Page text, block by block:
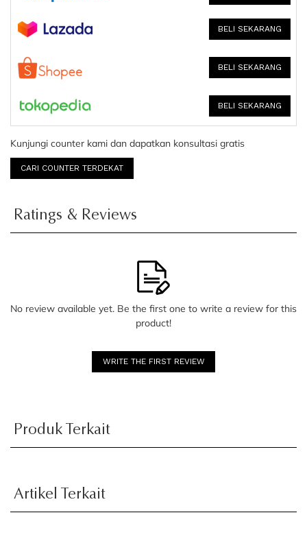
BELI SEKARANG
BELI SEKARANG
BELI SEKARANG
Kunjungi counter kami dan dapatkan konsultasi gratis
CARI COUNTER TERDEKAT
Ratings & Reviews
No review available yet. Be the first one to write a review for this
product!
WRITE THE FIRST REVIEW
Produk Terkait
Artikel Terkait